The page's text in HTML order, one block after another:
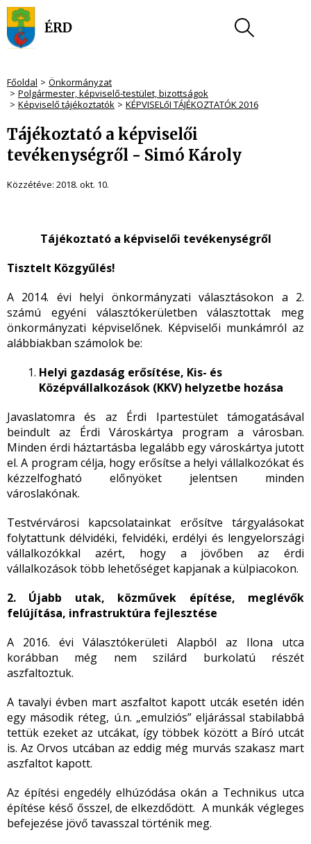
Főoldal
Önkormányzat
Polgármester, képviselő-testület, bizottságok
Képviselő tájékoztatók
KÉPVISELőI TÁJÉKOZTATÓK 2016
Tájékoztató a képviselői
tevékenységről - Simó Károly
Közzétéve: 2018. okt. 10.
Tájékoztató a képviselői tevékenységről
Tisztelt Közgyűlés!
A 2014. évi helyi önkormányzati választásokon a 2.
számú egyéni választókerületben választottak meg
önkormányzati képviselőnek. Képviselői munkámról az
alábbiakban számolok be:
Helyi gazdaság erősítése, Kis- és
Középvállalkozások (KKV) helyzetbe hozása
Javaslatomra és az Érdi Ipartestület támogatásával
beindult az Érdi Városkártya program a városban.
Minden érdi háztartásba legalább egy városkártya jutott
el. A program célja, hogy erősítse a helyi vállalkozókat és
kézzelfogható előnyöket jelentsen minden
városlakónak.
Testvérvárosi kapcsolatainkat erősítve tárgyalásokat
folytattunk délvidéki, felvidéki, erdélyi és lengyelországi
vállalkozókkal azért, hogy a jövőben az érdi
vállalkozások több lehetőséget kapjanak a külpiacokon.
2. Újabb utak, közművek építése, meglévők
felújítása, infrastruktúra fejlesztése
A 2016. évi Választókerületi Alapból az Ilona utca
korábban még nem szilárd burkolatú részét
aszfaltoztuk.
A tavalyi évben mart aszfaltot kapott utcák esetén idén
egy második réteg, ú.n. „emulziós” eljárással stabilabbá
tettük ezeket az utcákat, így többek között a Bíró utcát
is. Az Orvos utcában az eddig még murvás szakasz mart
aszfaltot kapott.
Az építési engedély elhúzódása okán a Technikus utca
építése késő ősszel, de elkezdődött. A munkák végleges
befejezése jövő tavasszal történik meg.